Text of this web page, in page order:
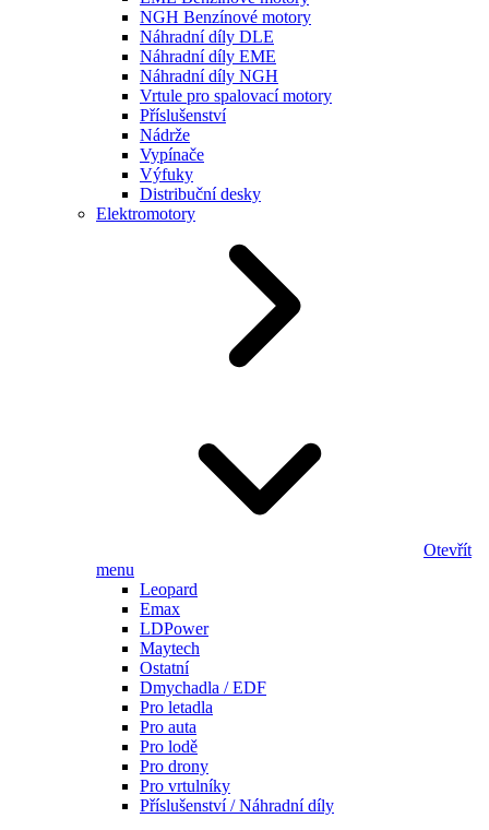
NGH Benzínové motory
Náhradní díly DLE
Náhradní díly EME
Náhradní díly NGH
Vrtule pro spalovací motory
Příslušenství
Nádrže
Vypínače
Výfuky
Distribuční desky
Elektromotory
Otevřít
menu
Leopard
Emax
LDPower
Maytech
Ostatní
Dmychadla / EDF
Pro letadla
Pro auta
Pro lodě
Pro drony
Pro vrtulníky
Příslušenství / Náhradní díly